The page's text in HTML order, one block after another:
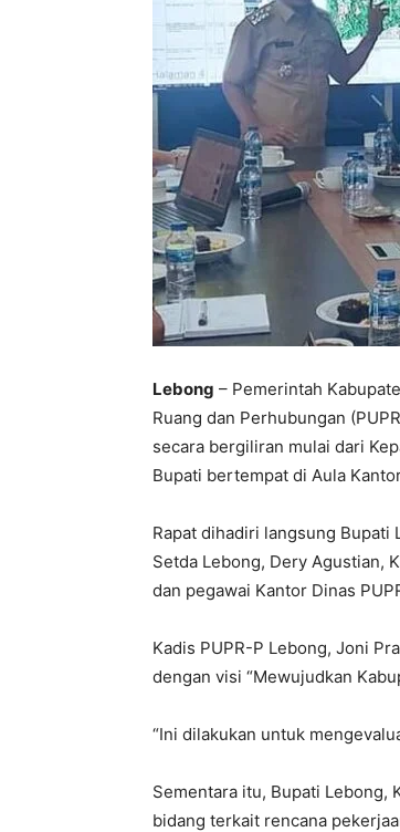
Lebong – Pemerintah
Ruang dan Perhubungan
secara bergiliran mulai dari
Bupati bertempat di Aula
Rapat dihadiri langsung Bupati
Setda Lebong, Dery Agustian,
dan pegawai Kantor Dinas
Kadis PUPR-P Lebong, Joni
dengan visi “Mewujudkan
“Ini dilakukan untuk
Sementara itu, Bupati Lebong,
bidang terkait rencana